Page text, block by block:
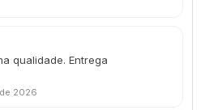
qualidade. Entrega
2026